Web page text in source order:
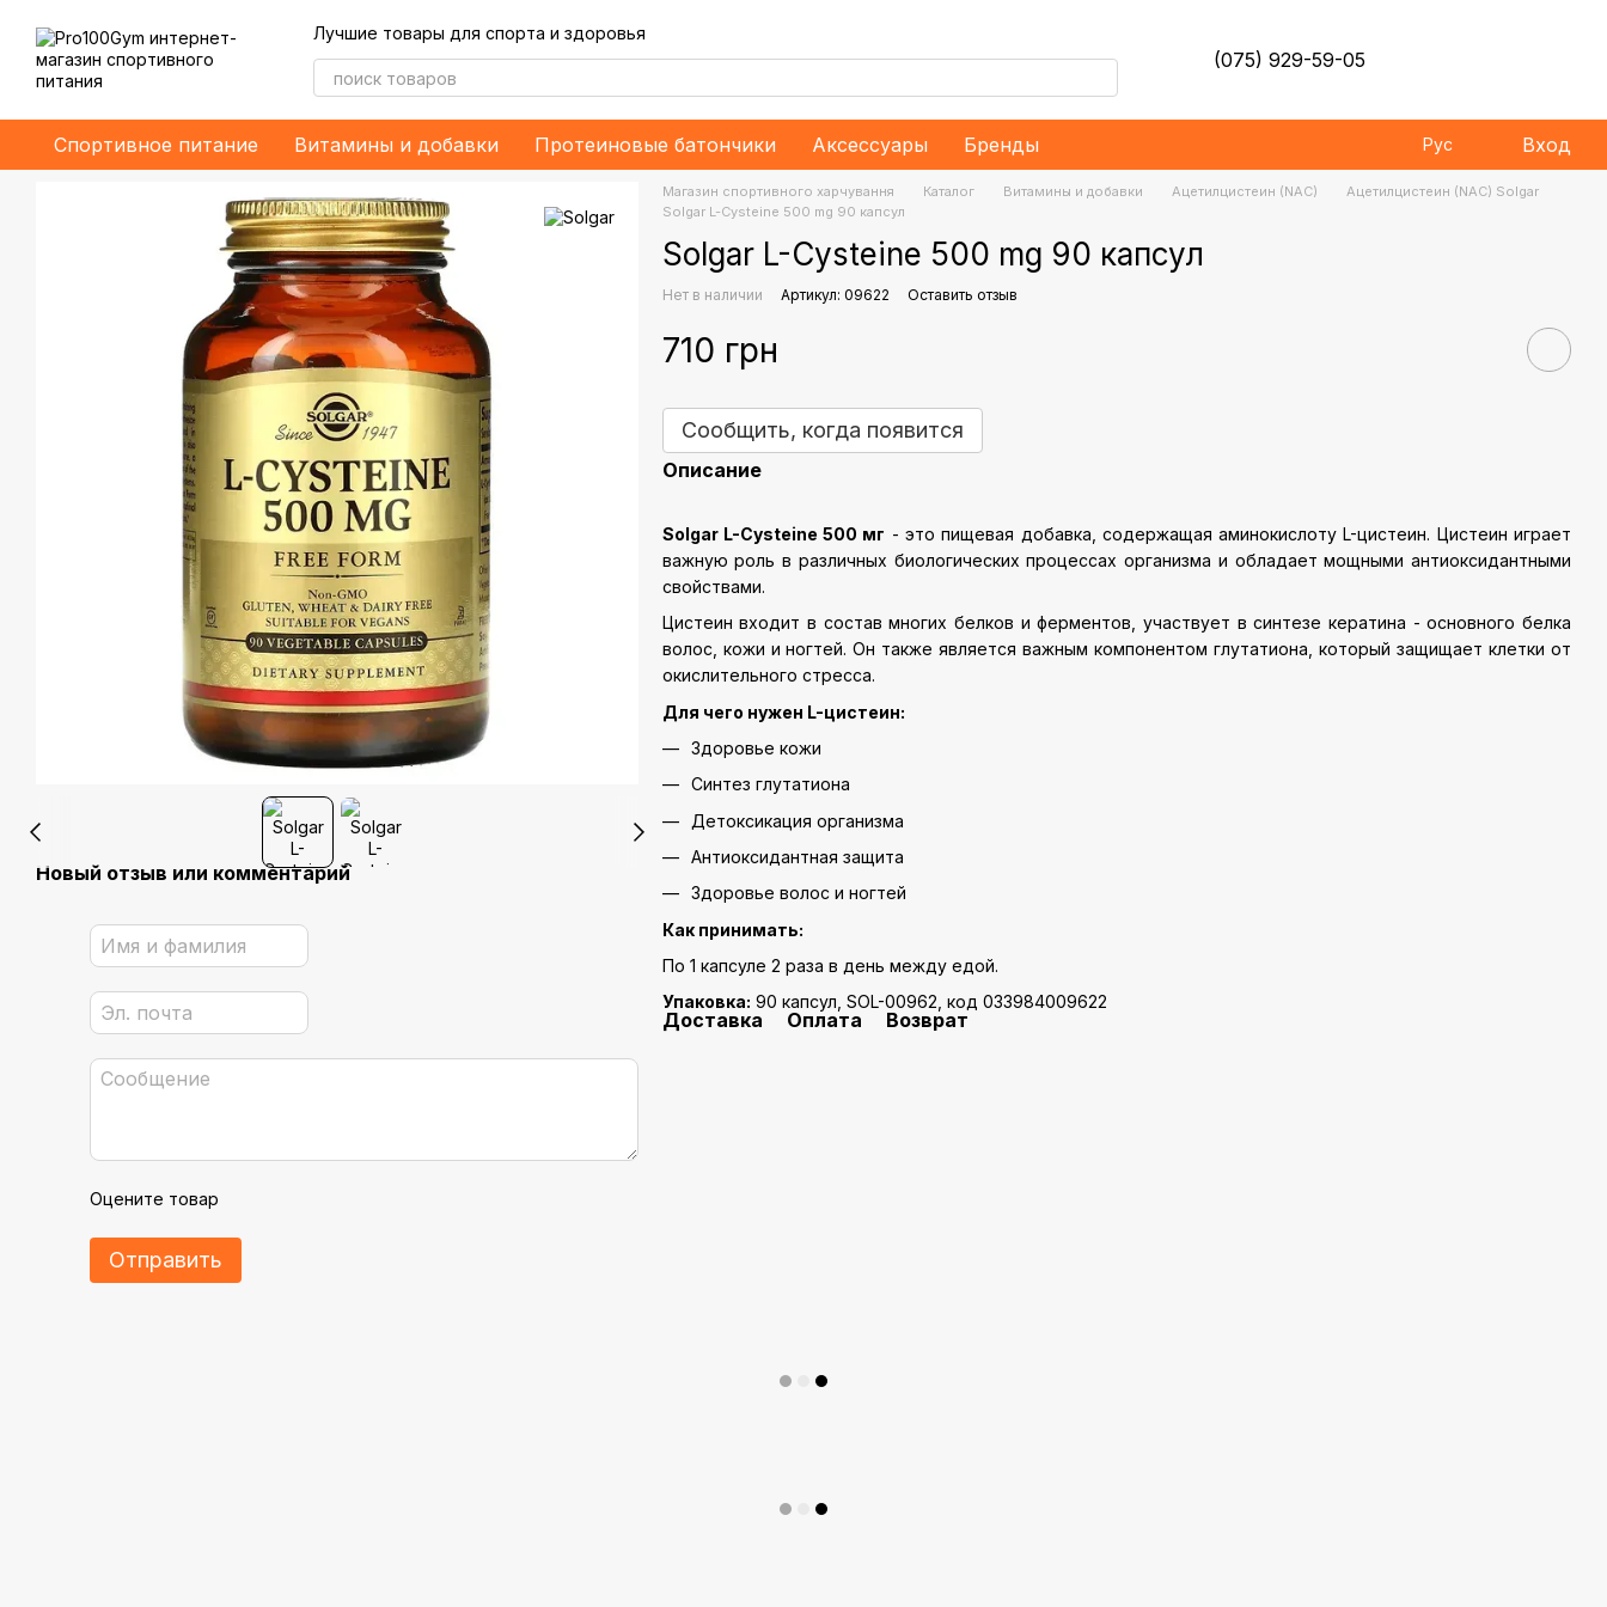
Лучшие товары для спорта и здоровья
(075) 929-59-05
Спортивное питание Витамины и добавки Протеиновые батончики Аксессуары Бренды Рус Вход
Новый отзыв или комментарий
Оцените товар
Отправить
Магазин спортивного харчування Каталог Витамины и добавки Ацетилцистеин (NAC)
Ацетилцистеин (NAC) Solgar
Solgar L-Cysteine 500 mg 90 капсул
Solgar L-Cysteine 500 mg 90 капсул
Нет в наличии Артикул: 09622 Оставить отзыв
710 грн
Сообщить, когда появится
Описание
Solgar L-Cysteine 500 мг - это пищевая добавка, содержащая аминокислоту L-цистеин. Цистеин играет
важную роль в различных биологических процессах организма и обладает мощными антиоксидантными
свойствами.
Цистеин входит в состав многих белков и ферментов, участвует в синтезе кератина - основного белка
волос, кожи и ногтей. Он также является важным компонентом глутатиона, который защищает клетки от
окислительного стресса.
Для чего нужен L-цистеин:
Здоровье кожи
Синтез глутатиона
Детоксикация организма
Антиоксидантная защита
Здоровье волос и ногтей
Как принимать:
По 1 капсуле 2 раза в день между едой.
Упаковка: 90 капсул, SOL-00962, код 033984009622
Доставка Оплата Возврат